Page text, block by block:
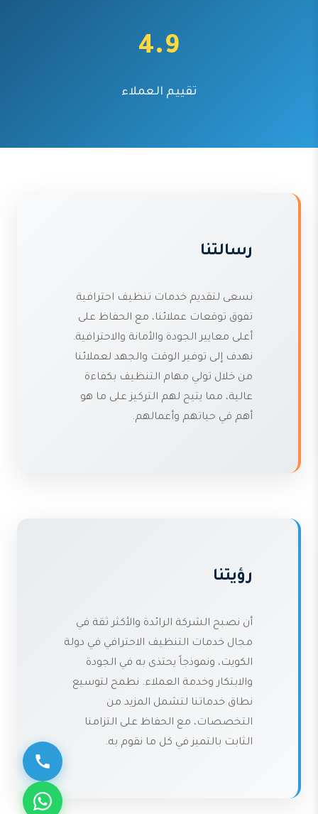
4.9
تقييم العملاء
رسالتنا
نسعى لتقديم خدمات تنظيف احترافية
تفوق توقعات عملائنا، مع الحفاظ على
أعلى معايير الجودة والأمانة والاحترافية.
نهدف إلى توفير الوقت والجهد لعملائنا
من خلال تولي مهام التنظيف بكفاءة
عالية، مما يتيح لهم التركيز على ما هو
أهم في حياتهم وأعمالهم.
رؤيتنا
أن نصبح الشركة الرائدة والأكثر ثقة في
مجال خدمات التنظيف الاحترافي في دولة
الكويت، ونموذجاً يحتذى به في الجودة
والابتكار وخدمة العملاء. نطمح لتوسيع
نطاق خدماتنا لتشمل المزيد من
التخصصات، مع الحفاظ على التزامنا
الثابت بالتميز في كل ما نقوم به.